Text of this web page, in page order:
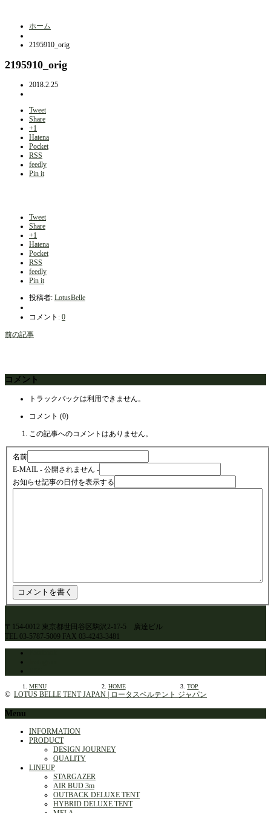
ホーム
2195910_orig
2195910_orig
2018.2.25
Tweet
Share
+1
Hatena
Pocket
RSS
feedly
Pin it
Tweet
Share
+1
Hatena
Pocket
RSS
feedly
Pin it
投稿者: LotusBelle
コメント: 0
前の記事
コメント
トラックバックは利用できません。
コメント (0)
この記事へのコメントはありません。
名前
E-MAIL - 公開されません -
お知らせ記事の日付を表示する
〒154-0012 東京都世田谷区駒沢2-17-5 廣達ビル
TEL 03-5787-5009 FAX 03-4243-3481
MENU HOME TOP
© LOTUS BELLE TENT JAPAN | ロータスベルテント ジャパン
Menu
INFORMATION
PRODUCT
DESIGN JOURNEY
QUALITY
LINEUP
STARGAZER
AIR BUD 3m
OUTBACK DELUXE TENT
HYBRID DELUXE TENT